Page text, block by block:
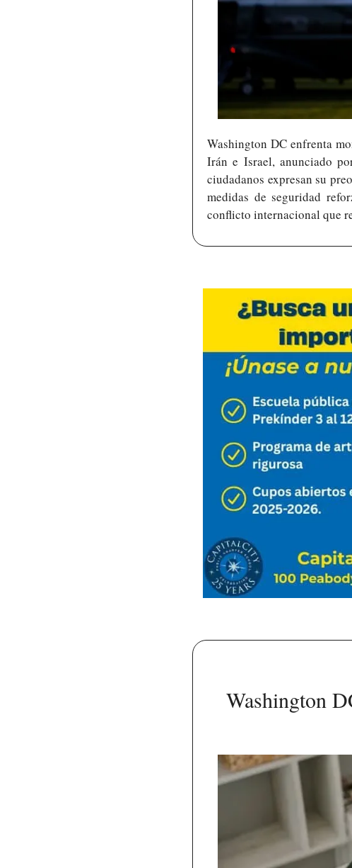
Washington DC enfrenta
Irán e Israel, anunciado
ciudadanos expresan su
medidas de seguridad
conflicto internacional que
Washington